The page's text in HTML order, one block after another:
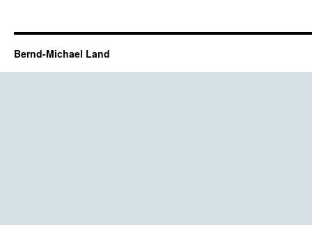
Bernd-Michael Land